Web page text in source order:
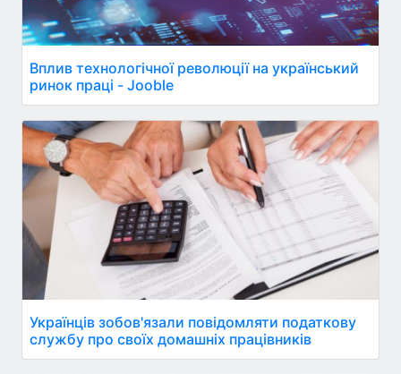
Вплив технологічної революції на український
ринок праці - Jooble
Українців зобов'язали повідомляти податкову
службу про своїх домашніх працівників